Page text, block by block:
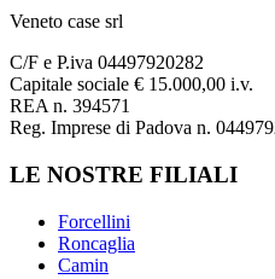
Veneto case srl
C/F e P.iva 04497920282
Capitale sociale € 15.000,00 i.v.
REA n. 394571
Reg. Imprese di Padova n.
LE NOSTRE FILIALI
Forcellini
Roncaglia
Camin